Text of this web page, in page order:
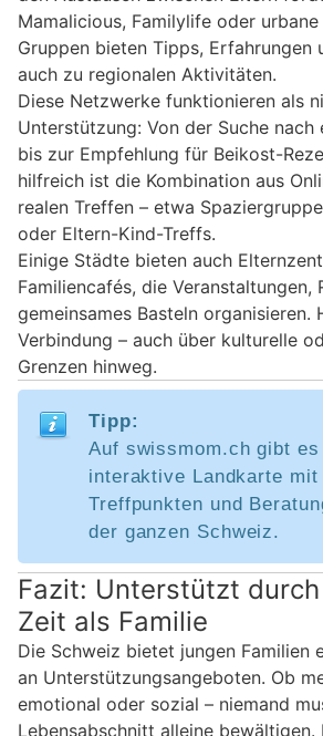
Mamalicious, Familylife oder
Gruppen bieten Tipps, Erfahrungen
auch zu regionalen Aktivitäten.
Diese Netzwerke funktionieren als
Unterstützung: Von der Suche nach
bis zur Empfehlung für Beikost-
hilfreich ist die Kombination aus
realen Treffen – etwa
oder Eltern-Kind-Treffs.
Einige Städte bieten auch
Familiencafés, die Veranstaltungen,
gemeinsames Basteln organisieren.
Verbindung – auch über kulturelle
Grenzen hinweg.
Tipp:
Auf swissmom.ch gibt es
interaktive Landkarte mit
Treffpunkten und
der ganzen Schweiz.
Fazit: Unterstützt
Zeit als Familie
Die Schweiz bietet jungen Familien
an Unterstützungsangeboten. Ob
emotional oder sozial – niemand
Lebensabschnitt alleine bewältigen.